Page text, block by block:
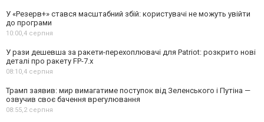
У «Резерв+» стався масштабний збій: користувачі не можуть увійти
до програми
10:00,4 серпня
У рази дешевша за ракети-перехоплювачі для Patriot: розкрито нові
деталі про ракету FP-7.x
08:10,4 серпня
Трамп заявив: мир вимагатиме поступок від Зеленського і Путіна —
озвучив своє бачення врегулювання
08:55,2 серпня